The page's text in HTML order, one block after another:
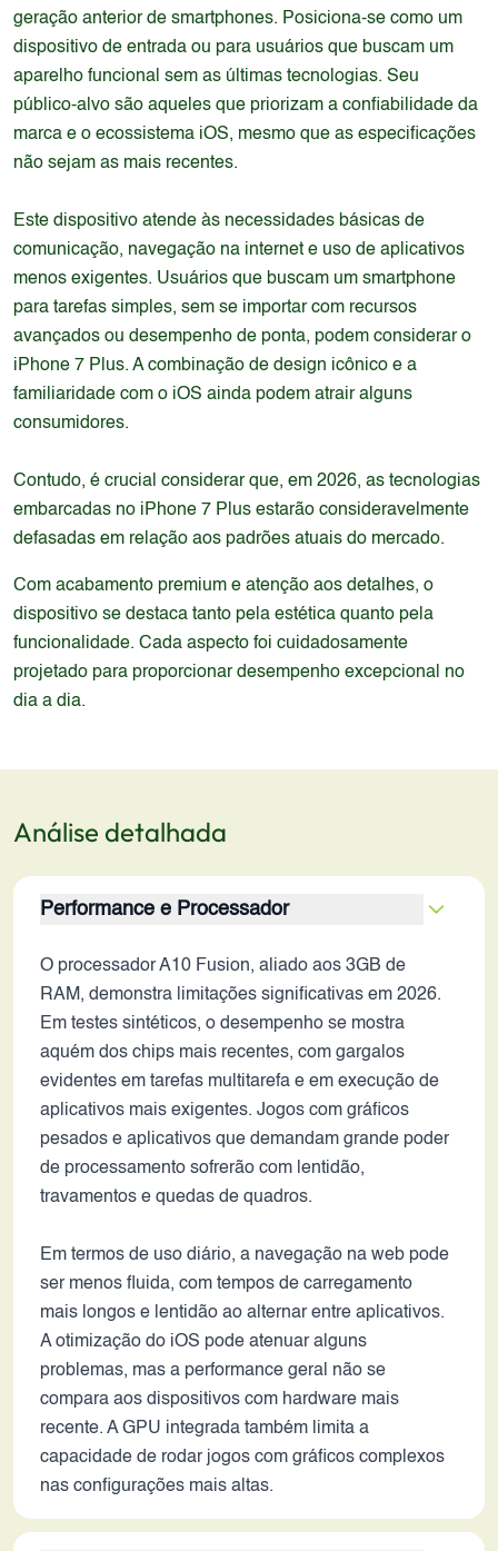
geração anterior de smartphones. Posiciona-se como um
dispositivo de entrada ou para usuários que buscam um
aparelho funcional sem as últimas tecnologias. Seu
público-alvo são aqueles que priorizam a confiabilidade da
marca e o ecossistema iOS, mesmo que as especificações
não sejam as mais recentes.
Este dispositivo atende às necessidades básicas de
comunicação, navegação na internet e uso de aplicativos
menos exigentes. Usuários que buscam um smartphone
para tarefas simples, sem se importar com recursos
avançados ou desempenho de ponta, podem considerar o
iPhone 7 Plus. A combinação de design icônico e a
familiaridade com o iOS ainda podem atrair alguns
consumidores.
Contudo, é crucial considerar que, em 2026, as tecnologias
embarcadas no iPhone 7 Plus estarão consideravelmente
defasadas em relação aos padrões atuais do mercado.
Com acabamento premium e atenção aos detalhes, o
dispositivo se destaca tanto pela estética quanto pela
funcionalidade. Cada aspecto foi cuidadosamente
projetado para proporcionar desempenho excepcional no
dia a dia.
Análise detalhada
Performance e Processador
O processador A10 Fusion, aliado aos 3GB de
RAM, demonstra limitações significativas em 2026.
Em testes sintéticos, o desempenho se mostra
aquém dos chips mais recentes, com gargalos
evidentes em tarefas multitarefa e em execução de
aplicativos mais exigentes. Jogos com gráficos
pesados e aplicativos que demandam grande poder
de processamento sofrerão com lentidão,
travamentos e quedas de quadros.
Em termos de uso diário, a navegação na web pode
ser menos fluida, com tempos de carregamento
mais longos e lentidão ao alternar entre aplicativos.
A otimização do iOS pode atenuar alguns
problemas, mas a performance geral não se
compara aos dispositivos com hardware mais
recente. A GPU integrada também limita a
capacidade de rodar jogos com gráficos complexos
nas configurações mais altas.